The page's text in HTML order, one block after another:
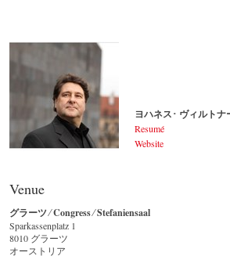
ヨハネス･ ヴィルトナ
Resumé
Website
Venue
グラーツ ⁄ Congress ⁄ Stefaniensaal
Sparkassenplatz 1 ‎
8010 グラーツ
オーストリア